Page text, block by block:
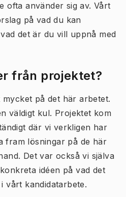
ofta använder sig av. Vårt
på vad du kan
det är du vill uppnå med
från projektet?
på det här arbetet.
väldigt kul. Projektet kom
där vi verkligen har
fram lösningar på de här
Det var också vi själva
idéen på vad det
vårt kandidatarbete.